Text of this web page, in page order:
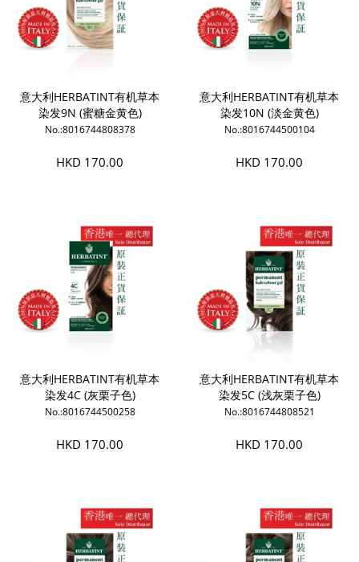
意大利HERBATINT有机草本
染发9N (蜜糖金黄色)
No.:8016744808378
HKD 170.00
意大利HERBATINT有机草本
染发10N (淡金黄色)
No.:8016744500104
HKD 170.00
意大利HERBATINT有机草本
染发4C (灰栗子色)
No.:8016744500258
HKD 170.00
意大利HERBATINT有机草本
染发5C (浅灰栗子色)
No.:8016744808521
HKD 170.00